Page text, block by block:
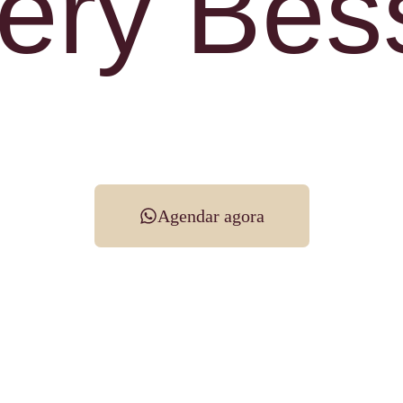
Agendar agora